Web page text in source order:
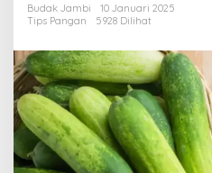
Budak Jambi
10 Januari 2025
Tips Pangan
5928 Dilihat